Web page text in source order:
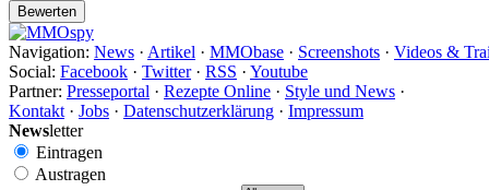
Navigation: News · Artikel · MMObase · Screenshots · Videos &
Social: Facebook · Twitter· RSS · Youtube
Partner: Presseportal · Rezepte Online · Style und News ·
Kontakt · Jobs · Datenschutzerklärung · Impressum
Newsletter
Eintragen
Austragen